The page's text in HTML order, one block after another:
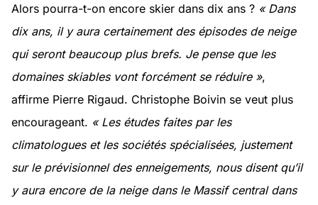
Alors pourra-t-on encore skier dans dix ans ? « Dans
dix ans, il y aura certainement des épisodes de neige
qui seront beaucoup plus brefs. Je pense que les
domaines skiables vont forcément se réduire »,
affirme Pierre Rigaud. Christophe Boivin se veut plus
encourageant. « Les études faites par les
climatologues et les sociétés spécialisées, justement
sur le prévisionnel des enneigements, nous disent qu’il
y aura encore de la neige dans le Massif central dans